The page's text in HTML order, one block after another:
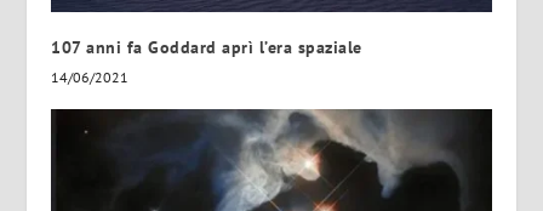
107 anni fa Goddard aprì l’era spaziale
14/06/2021